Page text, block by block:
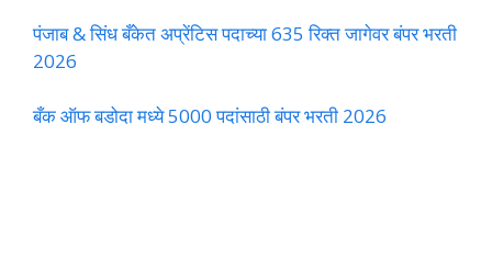
पंजाब & सिंध बँकेत अप्रेंटिस पदाच्या 635 रिक्त जागेवर बंपर भरती
2026
बँक ऑफ बडोदा मध्ये 5000 पदांसाठी बंपर भरती 2026